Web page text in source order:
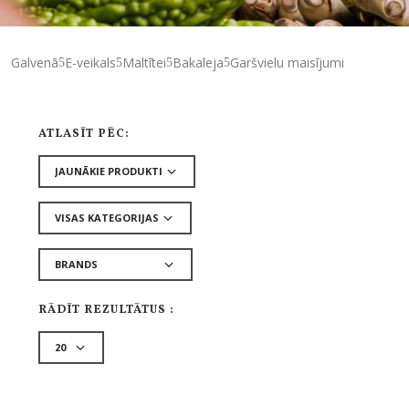
Galvenā E-veikals Maltītei Bakaleja Garšvielu maisījumi
ATLASĪT PĒC:
RĀDĪT REZULTĀTUS :